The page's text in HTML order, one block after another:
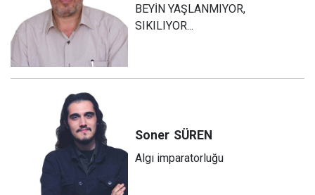
BEYİN YAŞLANMIYOR,
SIKILIYOR...
Soner SÜREN
Algı imparatorluğu